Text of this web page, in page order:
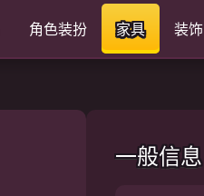
角色装扮 家具 装饰
一般信息